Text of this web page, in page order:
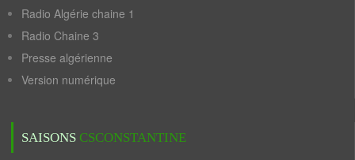
Radio Algérie chaine 1
Radio Chaine 3
Presse algérienne
Version numérique
SAISONS CSCONSTANTINE